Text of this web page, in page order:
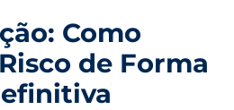
Como
de Forma